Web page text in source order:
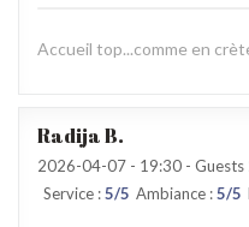
Accueil top...comme en
RadijaB
2026-04-07 - 19:30 - Guests
Service :5/5 Ambiance :5/5